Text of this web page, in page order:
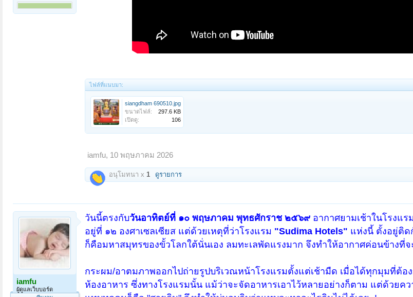
ไฟล์ที่แนบมา:
siangdham 690510.jpg
ขนาดไฟล์:
297.6 KB
เปิดดู:
106
iamfu, 10 พฤษภาคม 2026
อนุโมทนา x 1 ดูรายการ
iamfu
ผู้ดูแลเว็บบอร์ด
วันนี้ตรงกับวันอาทิตย์ที่ ๑๐ พฤษภาคม พุทธศักราช ๒๕๖๙ อากาศยามเช้าในโรงแร
อยู่ที่ ๑๒ องศาเซลเซียส แต่ด้วยเหตุที่ว่าโรงแรม "Sudima Hotels" แห่งนี้ ตั้งอยู่ติด
ก็คือมหาสมุทรของขั้วโลกใต้นั่นเอง ลมทะเลพัดแรงมาก จึงทำให้อากาศค่อนข้างที่จ
กระผม/อาตมภาพออกไปถ่ายรูปบริเวณหน้าโรงแรมตั้งแต่เช้ามืด เมื่อได้ทุกมุมที่ต้อ
ห้องอาหาร ซึ่งทางโรงแรมนั้น แม้ว่าจะจัดอาหารเอาไว้หลายอย่างก็ตาม แต่ด้วยค